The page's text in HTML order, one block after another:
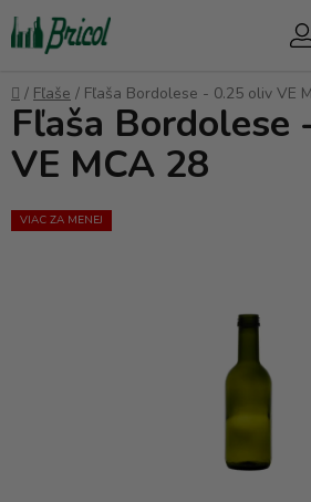
Prejsť
na
obsah
Domov
/ Fľaše / Fľaša Bordolese - 0.25 oliv VE
Fľaša Bordolese
VE MCA 28
VIAC ZA MENEJ